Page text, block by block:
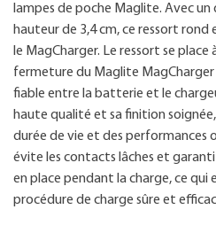
lampes de poche Maglite. Avec
hauteur de 3,4 cm, ce ressort
le MagCharger. Le ressort se place
fermeture du Maglite MagCharger
fiable entre la batterie et le
haute qualité et sa finition
durée de vie et des performances
évite les contacts lâches et
en place pendant la charge, ce qui
procédure de charge sûre et